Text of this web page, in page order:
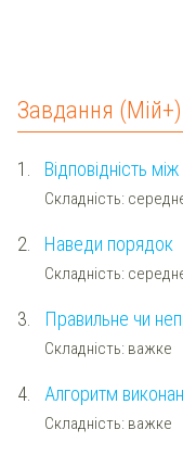
Завдання (Мій+)
1. Відповідність
Складність:
2. Наведи порядок
Складність:
3. Правильне чи
Складність: важке
4. Алгоритм
Складність: важке